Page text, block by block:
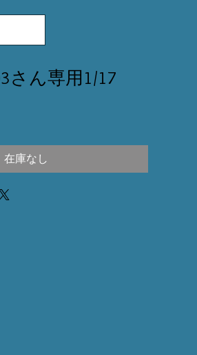
さん専用1/17
在庫なし